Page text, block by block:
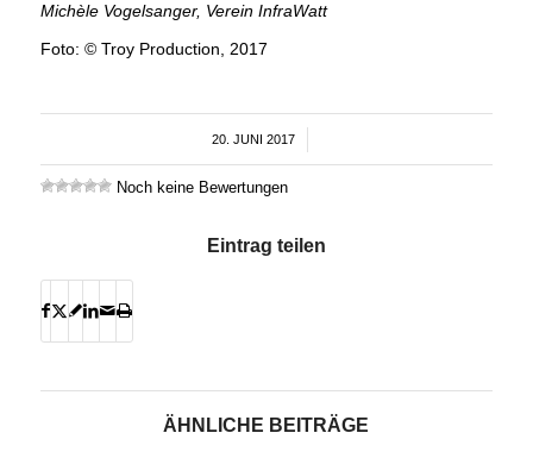
Michèle Vogelsanger, Verein InfraWatt
Foto: © Troy Production, 2017
20. JUNI 2017
/
Noch keine Bewertungen
Eintrag teilen
ÄHNLICHE BEITRÄGE